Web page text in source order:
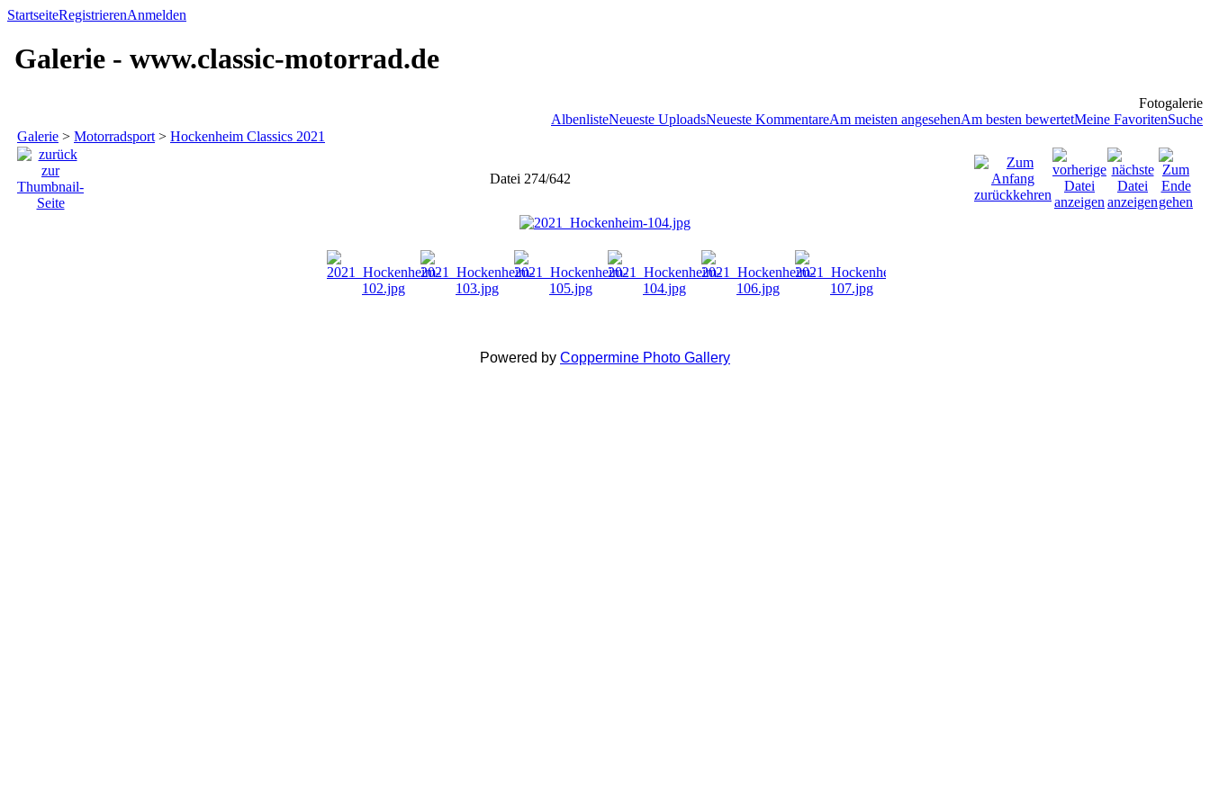
StartseiteRegistrierenAnmelden
Galerie - www.classic-motorrad.de
Fotogalerie
AlbenlisteNeueste UploadsNeueste KommentareAm meisten angesehenAm besten bewertetMeine FavoritenSuche
Galerie > Motorradsport > Hockenheim Classics 2021
Datei 274/642
Powered by Coppermine Photo Gallery